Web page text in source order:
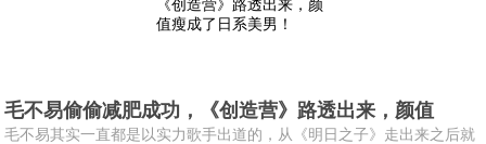
毛不易偷偷减肥成功，《创造营》路透出来，颜值
毛不易其实一直都是以实力歌手出道的，从《明日之子》走出来之后就